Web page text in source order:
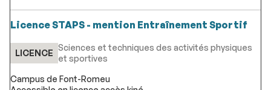
Licence STAPS - mention Entraînement Sportif
LICENCE
Sciences et techniques des activités physiques
et sportives
Campus de Font-Romeu